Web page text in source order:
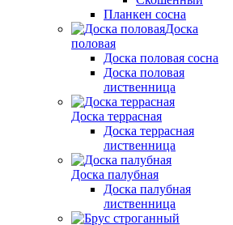
Планкен сосна
Доска
половая
Доска половая сосна
Доска половая
лиственница
Доска террасная
Доска террасная
лиственница
Доска палубная
Доска палубная
лиственница